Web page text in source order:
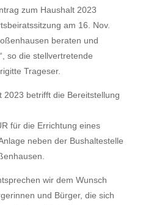
zum Haushalt 2023
am 16. Nov.
beraten und
so die stellvertretende
Trageser.
2023 betrifft die Bereitstellung
für die Errichtung eines
neben der Bushaltestelle
wir dem Wunsch
und Bürger, die sich